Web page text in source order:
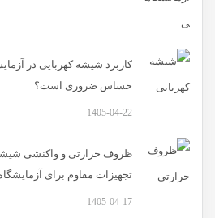
کاربرد شیشه کهربایی در
حساس ضروری است؟
1405-04-22
ظروف حرارتی و واکنشی
تجهیزات مقاوم برای
1405-04-17